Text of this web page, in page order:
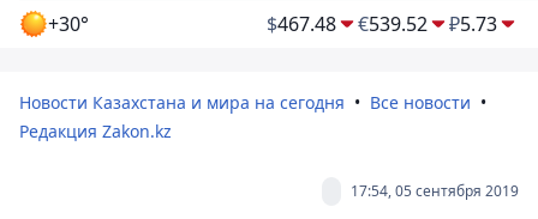
+30° $467.48 €539.52 ₽5.73
Новости Казахстана и мира на сегодня
Все новости
Редакция Zakon.kz
17:54, 05 сентября 2019